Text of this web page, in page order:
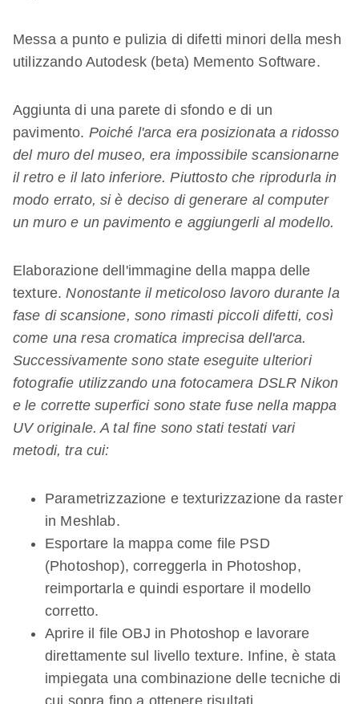
Messa a punto e pulizia di difetti minori della mesh
utilizzando Autodesk (beta) Memento Software.
Aggiunta di una parete di sfondo e di un
pavimento. Poiché l'arca era posizionata a ridosso
del muro del museo, era impossibile scansionarne
il retro e il lato inferiore. Piuttosto che riprodurla in
modo errato, si è deciso di generare al computer
un muro e un pavimento e aggiungerli al modello.
Elaborazione dell'immagine della mappa delle
texture.Nonostante il meticoloso lavoro durante la
fase di scansione, sono rimasti piccoli difetti, così
come una resa cromatica imprecisa dell'arca.
Successivamente sono state eseguite ulteriori
fotografie utilizzando una fotocamera DSLR Nikon
e le corrette superfici sono state fuse nella mappa
UV originale. A tal fine sono stati testati vari
metodi, tra cui:
Parametrizzazione e texturizzazione da raster
in Meshlab.
Esportare la mappa come file PSD
(Photoshop), correggerla in Photoshop,
reimportarla e quindi esportare il modello
corretto.
Aprire il file OBJ in Photoshop e lavorare
direttamente sul livello texture. Infine, è stata
impiegata una combinazione delle tecniche di
cui sopra fino a ottenere risultati